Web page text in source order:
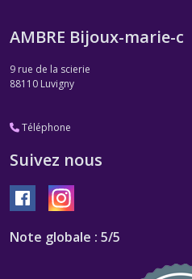
AMBRE Bijoux-marie-c
9 rue de la scierie
88110 Luvigny
Téléphone
Suivez nous
Note globale : 5/5